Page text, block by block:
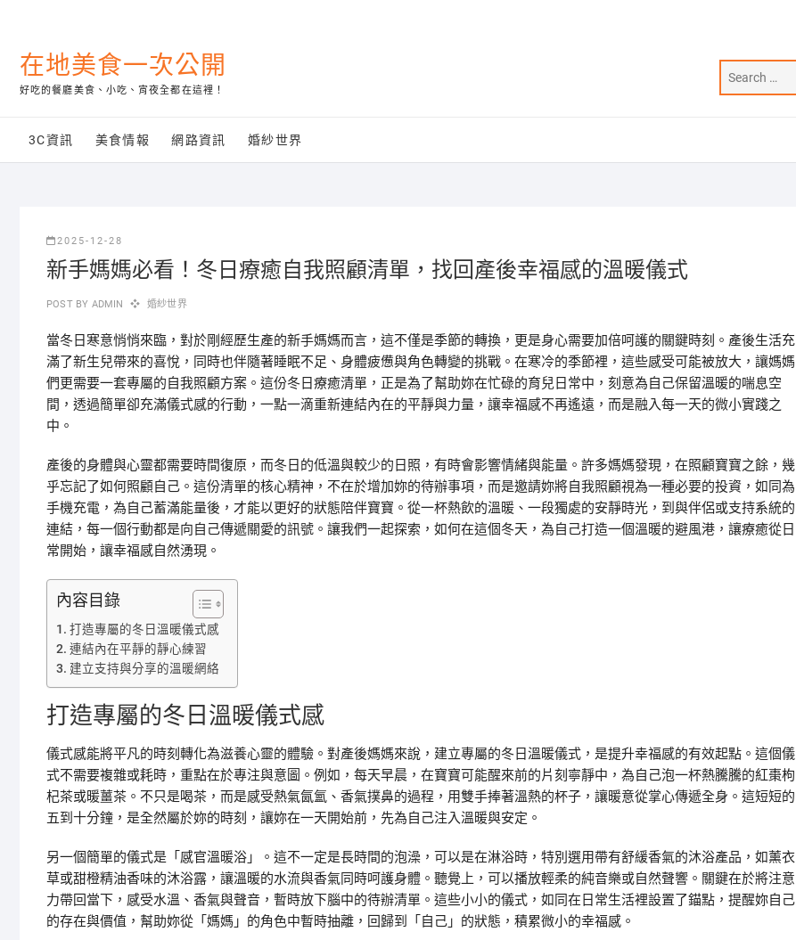
content在地美食一次公開
好吃的餐廳美食、小吃、宵夜全都在這裡！
3C資訊 美食情報 網路資訊 婚紗世界
2025-12-28
新手媽媽必看！冬日療癒自我照顧清單，找回產後幸福感的溫暖儀式
POST BY ADMIN 婚紗世界
當冬日寒意悄悄來臨，對於剛經歷生產的新手媽媽而言，這不僅是季節的轉換，更是身心需要加倍呵護的關鍵時刻。產後生活充
滿了新生兒帶來的喜悅，同時也伴隨著睡眠不足、身體疲憊與角色轉變的挑戰。在寒冷的季節裡，這些感受可能被放大，讓媽媽
們更需要一套專屬的自我照顧方案。這份冬日療癒清單，正是為了幫助妳在忙碌的育兒日常中，刻意為自己保留溫暖的喘息空
間，透過簡單卻充滿儀式感的行動，一點一滴重新連結內在的平靜與力量，讓幸福感不再遙遠，而是融入每一天的微小實踐之
中。
產後的身體與心靈都需要時間復原，而冬日的低溫與較少的日照，有時會影響情緒與能量。許多媽媽發現，在照顧寶寶之餘，幾
乎忘記了如何照顧自己。這份清單的核心精神，不在於增加妳的待辦事項，而是邀請妳將自我照顧視為一種必要的投資，如同為
手機充電，為自己蓄滿能量後，才能以更好的狀態陪伴寶寶。從一杯熱飲的溫暖、一段獨處的安靜時光，到與伴侶或支持系統的
連結，每一個行動都是向自己傳遞關愛的訊號。讓我們一起探索，如何在這個冬天，為自己打造一個溫暖的避風港，讓療癒從日
常開始，讓幸福感自然湧現。
內容目錄
打造專屬的冬日溫暖儀式感
連結內在平靜的靜心練習
建立支持與分享的溫暖網絡
打造專屬的冬日溫暖儀式感
儀式感能將平凡的時刻轉化為滋養心靈的體驗。對產後媽媽來說，建立專屬的冬日溫暖儀式，是提升幸福感的有效起點。這個儀
式不需要複雜或耗時，重點在於專注與意圖。例如，每天早晨，在寶寶可能醒來前的片刻寧靜中，為自己泡一杯熱騰騰的紅棗枸
杞茶或暖薑茶。不只是喝茶，而是感受熱氣氤氳、香氣撲鼻的過程，用雙手捧著溫熱的杯子，讓暖意從掌心傳遞全身。這短短的
五到十分鐘，是全然屬於妳的時刻，讓妳在一天開始前，先為自己注入溫暖與安定。
另一個簡單的儀式是「感官溫暖浴」。這不一定是長時間的泡澡，可以是在淋浴時，特別選用帶有舒緩香氣的沐浴產品，如薰衣
草或甜橙精油香味的沐浴露，讓溫暖的水流與香氣同時呵護身體。聽覺上，可以播放輕柔的純音樂或自然聲響。關鍵在於將注意
力帶回當下，感受水溫、香氣與聲音，暫時放下腦中的待辦清單。這些小小的儀式，如同在日常生活裡設置了錨點，提醒妳自己
的存在與價值，幫助妳從「媽媽」的角色中暫時抽離，回歸到「自己」的狀態，積累微小的幸福感。